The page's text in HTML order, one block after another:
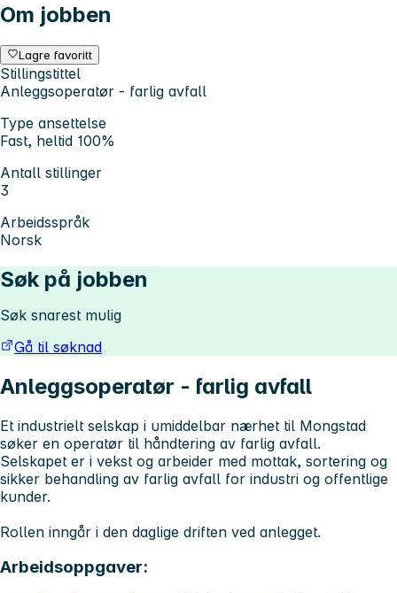
Om jobben
Lagre favoritt
Stillingstittel
Anleggsoperatør - farlig avfall
Type ansettelse
Fast, heltid 100%
Antall stillinger
3
Arbeidsspråk
Norsk
Søk på jobben
Søk snarest mulig
Gå til søknad
Anleggsoperatør - farlig avfall
Et industrielt selskap i umiddelbar nærhet til Mongstad
søker en operatør til håndtering av farlig avfall.
Selskapet er i vekst og arbeider med mottak, sortering og
sikker behandling av farlig avfall for industri og offentlige
kunder.
Rollen inngår i den daglige driften ved anlegget.
Arbeidsoppgaver: